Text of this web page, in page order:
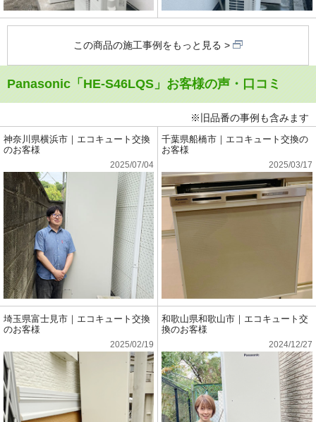
この商品の施工事例をもっと見る
Panasonic「HE-S46LQS」お客様の声・口コミ
※旧品番の事例も含みます
神奈川県横浜市｜エコキュート交換
のお客様
2025/07/04
千葉県船橋市｜エコキュート交換の
お客様
2025/03/17
埼玉県富士見市｜エコキュート交換
のお客様
2025/02/19
和歌山県和歌山市｜エコキュート交
換のお客様
2024/12/27